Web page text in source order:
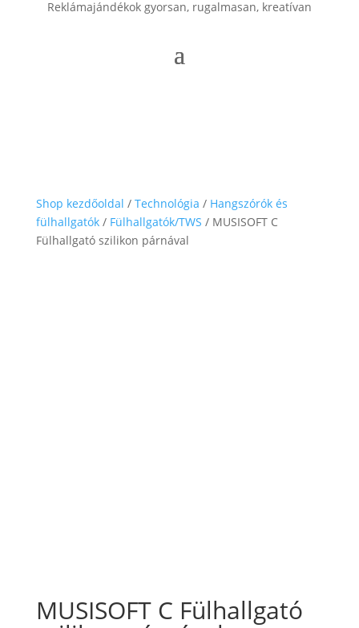
Reklámajándékok gyorsan, rugalmasan, kreatívan
Shop kezdőoldal / Technológia / Hangszórók és
fülhallgatók/ Fülhallgatók/TWS / MUSISOFT C
Fülhallgató szilikon párnával
MUSISOFT C Fülhallgató